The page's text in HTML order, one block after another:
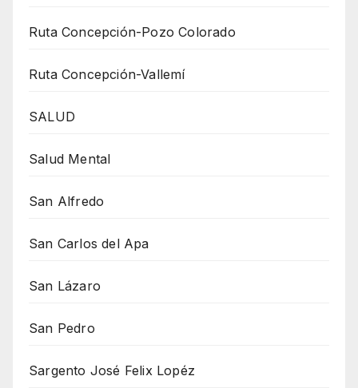
Ruta Concepción-Pozo Colorado
Ruta Concepción-Vallemí
SALUD
Salud Mental
San Alfredo
San Carlos del Apa
San Lázaro
San Pedro
Sargento José Felix Lopéz